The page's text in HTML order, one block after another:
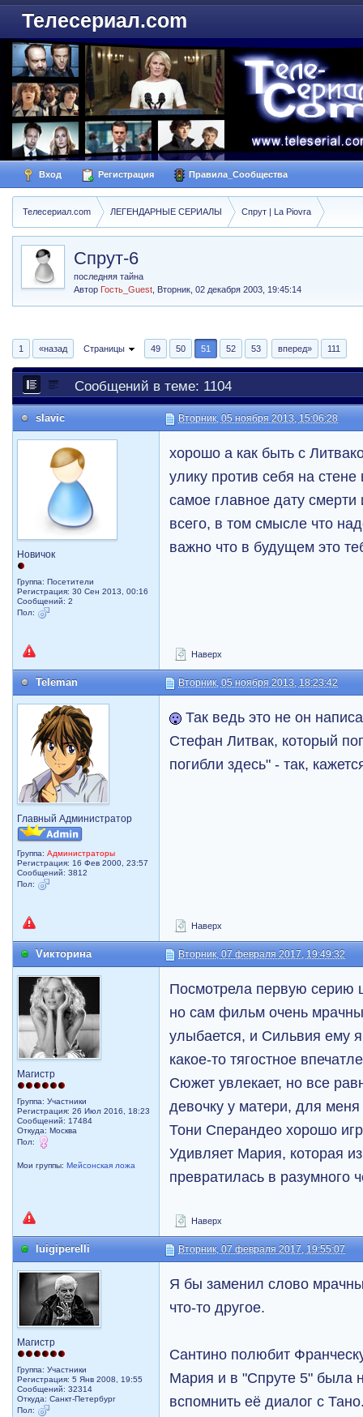
Телесериал.com
Вход Регистрация Правила_Сообщества
Телесериал.com ЛЕГЕНДАРНЫЕ СЕРИАЛЫ Спрут | La Piovra
Спрут-6
последняя тайна
Автор Гость_Guest Вторник, 02 декабря 2003, 19:45:14
1 «назад Страницы 49 50 51 52 53 вперед» 111
Сообщений в теме: 1104
slavic Вторник, 05 ноября 2013, 15:06:28
Новичок
Группа: Посетители
Регистрация: 30 Сен 2013, 00:16
Сообщений: 2
Пол:
хорошо а как быть с
улику против себя на
самое главное дату
всего, в том смысле что
важно что в будущем это
Наверх
Teleman Вторник, 05 ноября 2013, 18:23:42
Главный Администратор
Группа:Администраторы
Регистрация: 16 Фев 2000, 23:57
Сообщений: 3812
Пол:
Так ведь это не он
Стефан Литвак, который
погибли здесь" - так,
Наверх
Vикторина Вторник, 07 февраля 2017, 19:49:32
Магистр
Группа: Участники
Регистрация: 26 Июл 2016, 18:23
Сообщений: 17484
Откуда: Москва
Пол:
Мои группы:Мейсонская ложа
Посмотрела первую серию
но сам фильм очень
улыбается, и Сильвия ему
какое-то тягостное
Сюжет увлекает, но все
девочку у матери, для
Тони Сперандео хорошо
Удивляет Мария, которая
превратилась в разумного
Наверх
luigiperelli Вторник, 07 февраля 2017, 19:55:07
Магистр
Группа: Участники
Регистрация: 5 Янв 2008, 19:55
Сообщений: 32314
Откуда: Санкт-Петербург
Пол:
Я бы заменил слово
что-то другое.
Сантино полюбит
Мария и в "Спруте 5" была
вспомнить её диалог с